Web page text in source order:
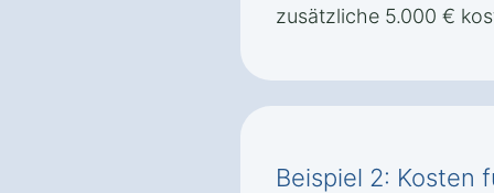
zusätzliche 5.000 €
Beispiel 2: Kosten